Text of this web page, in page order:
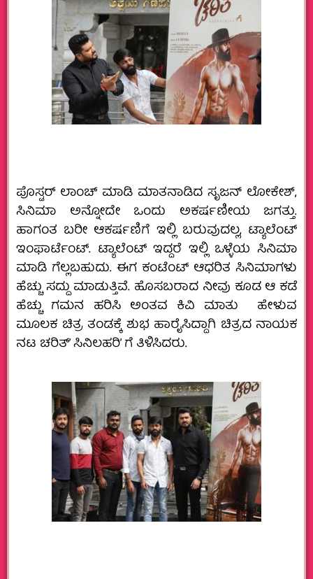
ಪೊಸ್ಟರ್‌ ಲಾಂಚ್‌ ಮಾಡಿ ಮಾತನಾಡಿದ ಸೃಜನ್‌ ಲೋಕೇಶ್‌,
ಸಿನಿಮಾ ಅನ್ನೋದೇ ಒಂದು ಅಕರ್ಷಣೀಯ ಜಗತ್ತು.
ಹಾಗಂತ ಬರೀ ಆಕರ್ಷಣಿಗೆ ಇಲ್ಲಿ ಬರುವುದಲ್ಲ, ಟ್ಯಾಲೆಂಟ್‌
ಇಂಫಾರ್ಟೆಂಟ್.‌ ಟ್ಯಾಲೆಂಟ್‌ ಇದ್ದರೆ ಇಲ್ಲಿ ಒಳ್ಳೆಯ ಸಿನಿಮಾ
ಮಾಡಿ ಗೆಲ್ಲಬಹುದು. ಈಗ ಕಂಟೆಂಟ್‌ ಆಧರಿತ ಸಿನಿಮಾಗಳು
ಹೆಚ್ಚು ಸದ್ದು ಮಾಡುತ್ತಿವೆ. ಹೊಸಬರಾದ ನೀವು ಕೂಡ ಆ ಕಡೆ
ಹೆಚ್ಚು ಗಮನ ಹರಿಸಿ ಅಂತವ ಕಿವಿ ಮಾತು ಹೇಳುವ
ಮೂಲಕ ಚಿತ್ರ ತಂಡಕ್ಕೆ ಶುಭ ಹಾರೈಸಿದ್ದಾಗಿ ಚಿತ್ರದ ನಾಯಕ
ನಟ ಚರಿತ್’‌ ಸಿನಿಲಹರಿ’ ಗೆ ತಿಳಿಸಿದರು.